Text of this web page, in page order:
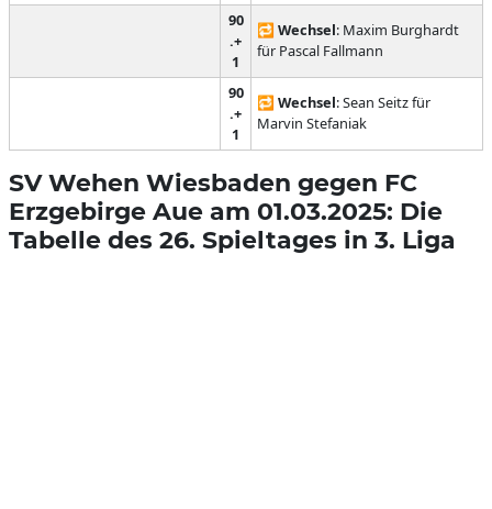
90
.+
1
🔁 Wechsel: Maxim Burghardt
für Pascal Fallmann
90
.+
1
🔁 Wechsel: Sean Seitz für
Marvin Stefaniak
SV Wehen Wiesbaden gegen FC
Erzgebirge Aue am 01.03.2025: Die
Tabelle des 26. Spieltages in 3. Liga